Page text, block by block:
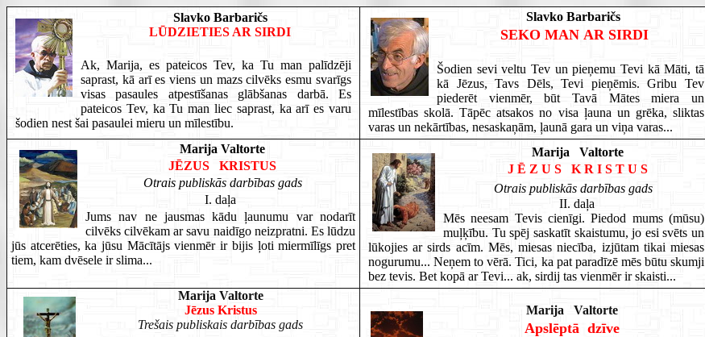
Slavko Barbaričs
LŪDZIETIES AR SIRDI
Ak, Marija, es pateicos Tev, ka Tu man palīdzēji
saprast, kā arī es viens un mazs cilvēks esmu svarīgs
visas pasaules atpestīšanas glābšanas darbā. Es
pateicos Tev, ka Tu man liec saprast, ka arī es varu
šodien nest šai pasaulei mieru un mīlestību.
Slavko Barbaričs
SEKO MAN AR SIRDI
Šodien sevi veltu Tev un pieņemu Tevi kā Māti, tā
kā Jēzus, Tavs Dēls, Tevi pieņēmis. Gribu Tev
piederēt vienmēr, būt Tavā Mātes miera un
mīlestības skolā. Tāpēc atsakos no visa ļauna un grēka, sliktas
varas un nekārtības, nesaskaņām, ļaunā gara un viņa varas...
Marija Valtorte
JĒZUS KRISTUS
Otrais publiskās darbības gads
I. daļa
Jums nav ne jausmas kādu ļaunumu var nodarīt
cilvēks cilvēkam ar savu naidīgo neizpratni. Es lūdzu
jūs atcerēties, ka jūsu Mācītājs vienmēr ir bijis ļoti miermīlīgs pret
tiem, kam dvēsele ir slima...
Marija Valtorte
J Ē Z U S K R I S T U S
Otrais publiskās darbības gads
II. daļa
Mēs neesam Tevis cienīgi. Piedod mums (mūsu)
muļķību. Tu spēj saskatīt skaistumu, jo esi svēts un
lūkojies ar sirds acīm. Mēs, miesas niecība, izjūtam tikai miesas
nogurumu... Neņem to vērā. Tici, ka pat paradīzē mēs būtu skumji
bez tevis. Bet kopā ar Tevi... ak, sirdij tas vienmēr ir skaisti...
Marija Valtorte
Jēzus Kristus
Trešais publiskais darbības gads
Marija Valtorte
Apslēptā dzīve